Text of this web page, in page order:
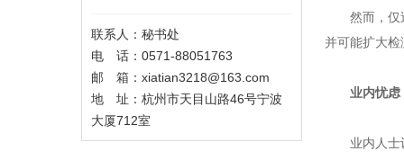
联系人：秘书处
电 话：0571-88051763
邮 箱：xiatian3218@163.com
地 址：杭州市天目山路46号宁波
大厦712室
然而，仅
并可能扩大检
业内忧虑
业内人